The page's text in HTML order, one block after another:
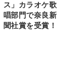
ス」カラオケ歌
唱部門で奈良新
聞社賞を受賞！